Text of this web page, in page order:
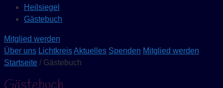
Heilsiegel
Gästebuch
Mitglied werden
Über uns LichtkreisAktuelles Spenden Mitglied werden
Startseite / Gästebuch